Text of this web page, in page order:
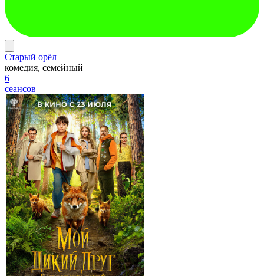
Старый орёл
комедия, семейный
6
сеансов